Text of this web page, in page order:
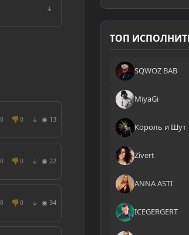
ТОП
SQWOZ BAB
MiyaGi
Король и Шут
Zivert
ANNA ASTI
ICEGERGERT
↓
0 👎 0 ↓ ◉ 13
0 👎 0 ↓ ◉ 22
0 👎 0 ↓ ◉ 34